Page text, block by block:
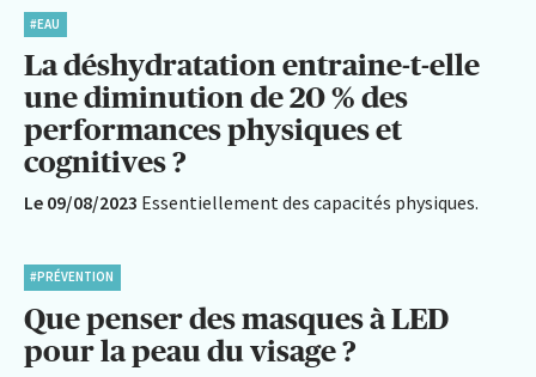
#EAU
La déshydratation entraine-t-elle
une diminution de 20 % des
performances physiques et
cognitives ?
Le 09/08/2023 Essentiellement des capacités physiques.
#PRÉVENTION
Que penser des masques à LED
pour la peau du visage ?